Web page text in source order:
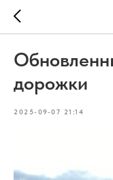
дорожки
2025-09-07 21:14